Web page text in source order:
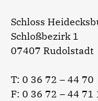
Schloss
Schloßbezirk 1
07407 Rudolstadt
T: 0 36 72 – 44 70
F: 0 36 72 – 44 71